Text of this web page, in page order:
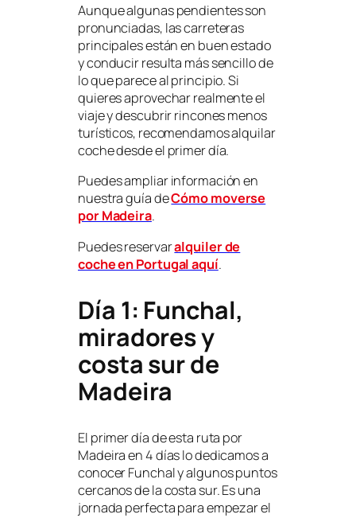
Aunque algunas pendientes son
pronunciadas, las carreteras
principales están en buen estado
y conducir resulta más sencillo de
lo que parece al principio. Si
quieres aprovechar realmente el
viaje y descubrir rincones menos
turísticos, recomendamos alquilar
coche desde el primer día.
Puedes ampliar información en
nuestra guía deCómo moverse
por Madeira.
Puedes reservaralquiler de
coche en Portugal aquí.
Día 1: Funchal,
miradores y
costa sur de
Madeira
El primer día de esta ruta por
Madeira en 4 días lo dedicamos a
conocer Funchal y algunos puntos
cercanos de la costa sur. Es una
jornada perfecta para empezar el